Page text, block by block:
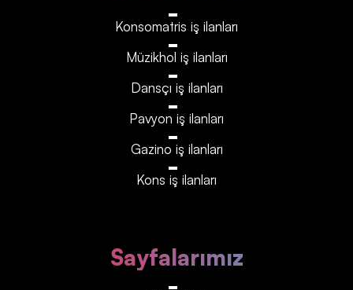
Konsomatris iş ilanları
Müzikhol iş ilanları
Dansçı iş ilanları
Pavyon iş ilanları
Gazino iş ilanları
Kons iş ilanları
Sayfalarımız